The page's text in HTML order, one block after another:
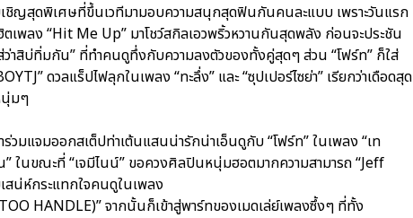
ญสุดพิเศษที่ขึ้นเวทีมามอบความสนุกสุดฟินกันคนละแบบ เพราะวันแรก
ตเพลง “Hit Me Up” มาโชว์สกิลเอวพริ้วหวานกันสุดพลัง ก่อนจะประชัน
ว่าสิบ่ทิ่มกัน” ที่ทำคนดูทึ่งกับความลงตัวของทั้งคู่สุดๆ ส่วน “โฟร์ท” ก็ใส่
ดวลแร็ปไฟลุกในเพลง “ทะลึ่ง” และ “ซุปเปอร์ไซย่า” เรียกว่าเดือดสุด
นุ่มๆ
วมแจมออกสเต็ปท่าเต้นแสนน่ารักน่าเอ็นดูกับ “โฟร์ท” ในเพลง “เท
ในขณะที่ “เจมีไนน์” ขอควงศิลปินหนุ่มฮอตมากความสามารถ “Jeff
สน่ห์กระแทกใจคนดูในเพลง
HANDLE)” จากนั้นก็เข้าสู่พาร์ทของเมดเล่ย์เพลงซึ้งๆ ที่ทั้ง